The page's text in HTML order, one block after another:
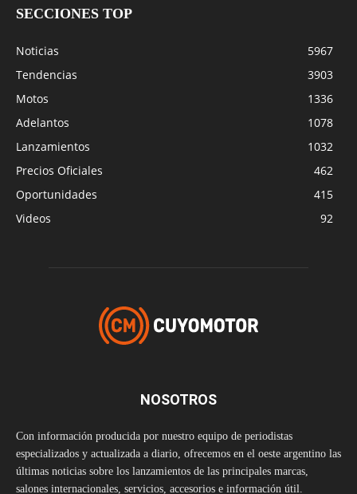
SECCIONES TOP
Noticias
5967
Tendencias
3903
Motos
1336
Adelantos
1078
Lanzamientos
1032
Precios Oficiales
462
Oportunidades
415
Videos
92
NOSOTROS
Con información producida por nuestro equipo de periodistas
especializados y actualizada a diario, ofrecemos en el oeste argentino las
últimas noticias sobre los lanzamientos de las principales marcas,
salones internacionales, servicios, accesorios e información útil.